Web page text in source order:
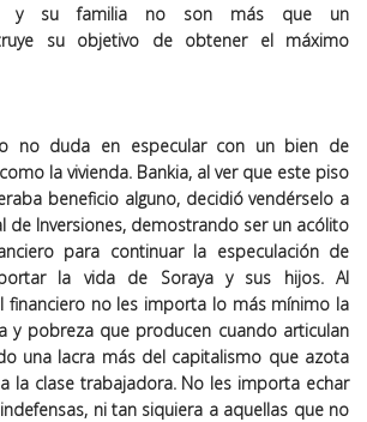
y su familia no son más que un
su objetivo de obtener el máximo
no duda en especular con un bien de
como la vivienda. Bankia, al ver que este piso
beneficio alguno, decidió vendérselo a
de Inversiones, demostrando ser un acólito
para continuar la especulación de
la vida de Soraya ysus hijos. Al
financiero no les importa lo más mínimo la
y pobreza que producen cuando articulan
una lacra más del capitalismo que azota
la clase trabajadora. No les importa echar
ni tan siquiera a aquellas que no